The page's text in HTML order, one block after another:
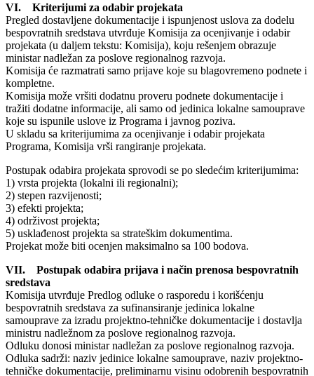
VI. Kriterijumi za odabir projekata
Pregled dostavljene dokumentacije i ispunjenost uslova za dodelu
bespovratnih sredstava utvrđuje Komisija za ocenjivanje i odabir
projekata (u daljem tekstu: Komisija), koju rešenjem obrazuje
ministar nadležan za poslove regionalnog razvoja.
Komisija će razmatrati samo prijave koje su blagovremeno podnete i
kompletne.
Komisija može vršiti dodatnu proveru podnete dokumentacije i
tražiti dodatne informacije, ali samo od jedinica lokalne samouprave
koje su ispunile uslove iz Programa i javnog poziva.
U skladu sa kriterijumima za ocenjivanje i odabir projekata
Programa, Komisija vrši rangiranje projekata.
Postupak odabira projekata sprovodi se po sledećim kriterijumima:
1) vrsta projekta (lokalni ili regionalni);
2) stepen razvijenosti;
3) efekti projekta;
4) održivost projekta;
5) usklađenost projekta sa strateškim dokumentima.
Projekat može biti ocenjen maksimalno sa 100 bodova.
VII. Postupak odabira prijava i način prenosa bespovratnih
sredstava
Komisija utvrđuje Predlog odluke o rasporedu i korišćenju
bespovratnih sredstava za sufinansiranje jedinica lokalne
samouprave za izradu projektno-tehničke dokumentacije i dostavlja
ministru nadležnom za poslove regionalnog razvoja.
Odluku donosi ministar nadležan za poslove regionalnog razvoja.
Odluka sadrži: naziv jedinice lokalne samouprave, naziv projektno-
tehničke dokumentacije, preliminarnu visinu odobrenih bespovratnih